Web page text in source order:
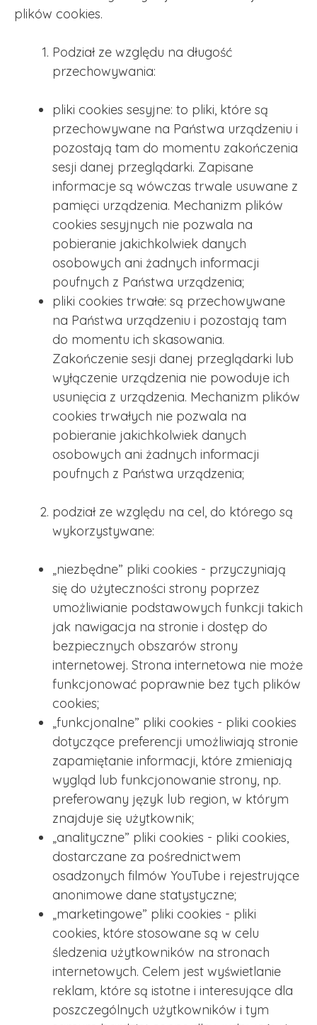
plików cookies.
Podział ze względu na długość
przechowywania:
pliki cookies sesyjne: to pliki, które są
przechowywane na Państwa urządzeniu i
pozostają tam do momentu zakończenia
sesji danej przeglądarki. Zapisane
informacje są wówczas trwale usuwane z
pamięci urządzenia. Mechanizm plików
cookies sesyjnych nie pozwala na
pobieranie jakichkolwiek danych
osobowych ani żadnych informacji
poufnych z Państwa urządzenia;
pliki cookies trwałe: są przechowywane
na Państwa urządzeniu i pozostają tam
do momentu ich skasowania.
Zakończenie sesji danej przeglądarki lub
wyłączenie urządzenia nie powoduje ich
usunięcia z urządzenia. Mechanizm plików
cookies trwałych nie pozwala na
pobieranie jakichkolwiek danych
osobowych ani żadnych informacji
poufnych z Państwa urządzenia;
podział ze względu na cel, do którego są
wykorzystywane:
„niezbędne” pliki cookies - przyczyniają
się do użyteczności strony poprzez
umożliwianie podstawowych funkcji takich
jak nawigacja na stronie i dostęp do
bezpiecznych obszarów strony
internetowej. Strona internetowa nie może
funkcjonować poprawnie bez tych plików
cookies;
„funkcjonalne” pliki cookies - pliki cookies
dotyczące preferencji umożliwiają stronie
zapamiętanie informacji, które zmieniają
wygląd lub funkcjonowanie strony, np.
preferowany język lub region, w którym
znajduje się użytkownik;
„analityczne” pliki cookies - pliki cookies,
dostarczane za pośrednictwem
osadzonych filmów YouTube i rejestrujące
anonimowe dane statystyczne;
„marketingowe” pliki cookies - pliki
cookies, które stosowane są w celu
śledzenia użytkowników na stronach
internetowych. Celem jest wyświetlanie
reklam, które są istotne i interesujące dla
poszczególnych użytkowników i tym